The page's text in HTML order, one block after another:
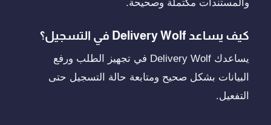
والمستندات مكتملة وصحيحة.
كيف يساعد Delivery Wolf في التسجيل؟
يساعدك Delivery Wolf في تجهيز الطلب ورفع
البيانات بشكل صحيح ومتابعة حالة التسجيل حتى
التفعيل.